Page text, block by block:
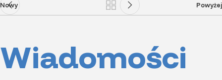
Nowy Powyżej
Wiadomości